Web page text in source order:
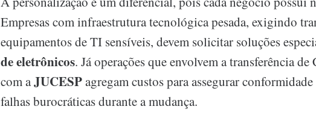
Empresas com infraestrutura tecnológica pesada, exigindo
equipamentos de TI sensíveis, devem solicitar soluções
de eletrônicos. Já operações que envolvem a transferência de
com aJUCESPagregam custos para assegurar
falhas burocráticas durante a mudança.